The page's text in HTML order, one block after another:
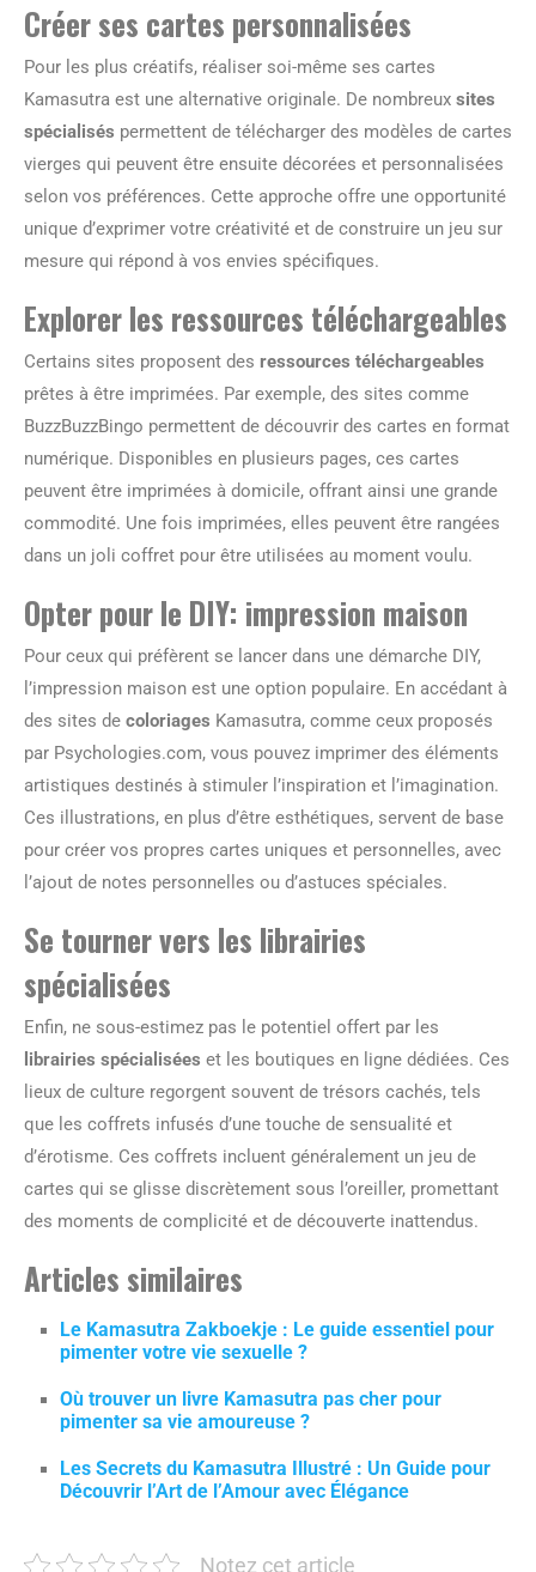
Créer ses cartes personnalisées
Pour les plus créatifs, réaliser soi-même ses cartes
Kamasutra est une alternative originale. De nombreux sites
spécialisés permettent de télécharger des modèles de cartes
vierges qui peuvent être ensuite décorées et personnalisées
selon vos préférences. Cette approche offre une opportunité
unique d’exprimer votre créativité et de construire un jeu sur
mesure qui répond à vos envies spécifiques.
Explorer les ressources téléchargeables
Certains sites proposent des ressources téléchargeables
prêtes à être imprimées. Par exemple, des sites comme
BuzzBuzzBingo permettent de découvrir des cartes en format
numérique. Disponibles en plusieurs pages, ces cartes
peuvent être imprimées à domicile, offrant ainsi une grande
commodité. Une fois imprimées, elles peuvent être rangées
dans un joli coffret pour être utilisées au moment voulu.
Opter pour le DIY: impression maison
Pour ceux qui préfèrent se lancer dans une démarche DIY,
l’impression maison est une option populaire. En accédant à
des sites de coloriages Kamasutra, comme ceux proposés
par Psychologies.com, vous pouvez imprimer des éléments
artistiques destinés à stimuler l’inspiration et l’imagination.
Ces illustrations, en plus d’être esthétiques, servent de base
pour créer vos propres cartes uniques et personnelles, avec
l’ajout de notes personnelles ou d’astuces spéciales.
Se tourner vers les librairies
spécialisées
Enfin, ne sous-estimez pas le potentiel offert par les
librairies spécialisées et les boutiques en ligne dédiées. Ces
lieux de culture regorgent souvent de trésors cachés, tels
que les coffrets infusés d’une touche de sensualité et
d’érotisme. Ces coffrets incluent généralement un jeu de
cartes qui se glisse discrètement sous l’oreiller, promettant
des moments de complicité et de découverte inattendus.
Articles similaires
Le Kamasutra Zakboekje : Le guide essentiel pour
pimenter votre vie sexuelle ?
Où trouver un livre Kamasutra pas cher pour
pimenter sa vie amoureuse ?
Les Secrets du Kamasutra Illustré : Un Guide pour
Découvrir l’Art de l’Amour avec Élégance
Notez cet article